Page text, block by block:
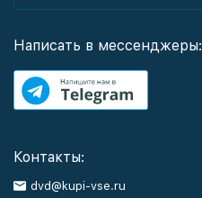
Написать в мессенджеры:
Контакты:
dvd@kupi-vse.ru